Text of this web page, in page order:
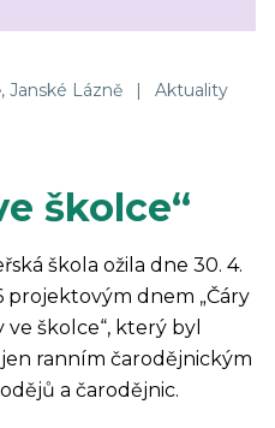
Janské Lázně |
Aktuality
školce“
škola ožila dne 30. 4.
projektovým dnem „Čáry
ve školce“, který byl
ranním čarodějnickým
a čarodějnic.